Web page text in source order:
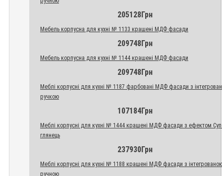
205128Грн
Мебель корпусна для кухні № 1133 крашені МДФ фасади
209748Грн
Мебель корпусна для кухні № 1144 крашені МДФ фасади
209748Грн
Меблі корпусні для кухні № 1187 фарбовані МДФ фасади з
ручкою
107184Грн
Меблі корпусні для кухні № 1444 крашені МДФ фасади з ефектом
глянець
237930Грн
Меблі корпусні для кухні № 1188 крашені МДФ фасади з
ручною